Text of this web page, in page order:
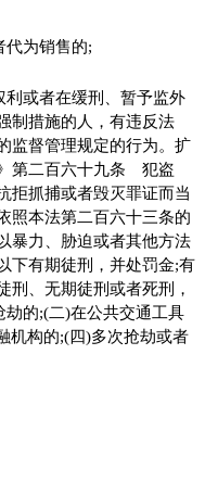
代为销售的;
或者在缓刑、暂予监外
制措施的人，有违反法
监督管理规定的行为。扩
第二百六十九条 犯盗
拒抓捕或者毁灭罪证而当
照本法第二百六十三条的
力、胁迫或者其他方法
下有期徒刑，并处罚金;有
刑、无期徒刑或者死刑，
的;(二)在公共交通工具
机构的;(四)多次抢劫或者